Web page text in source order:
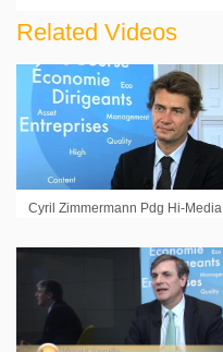
Related Videos
Cyril Zimmermann Pdg Hi-Media